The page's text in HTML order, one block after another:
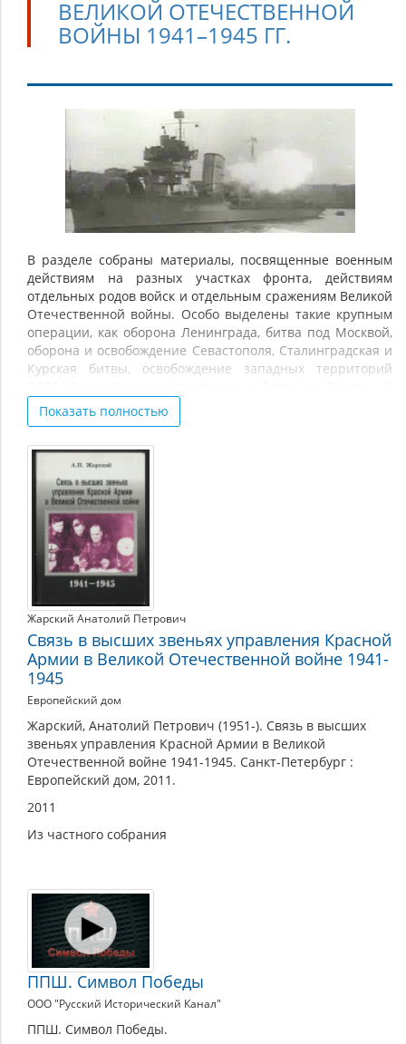
ВЕЛИКОЙ ОТЕЧЕСТВЕННОЙ
ВОЙНЫ 1941–1945 ГГ.
оружия:
боевые
операции
период
Великой
Отечественной
войны
1941–
1945
гг.
В разделе собраны материалы, посвященные военным
действиям на разных участках фронта, действиям
отдельных родов войск и отдельным сражениям Великой
Отечественной войны. Особо выделены такие крупным
операции, как оборона Ленинграда, битва под Москвой,
оборона и освобождение Севастополя, Сталинградская и
Курская битвы, освобождение западных территорий
раздел включены научные публикации, карты боевых
операция, фотографии, кинохроника. Особое внимание
следует обратить на фотографии корреспондентов
Телеграфного агентства Советского Союза, сделанные
непосредственно на передовой.
Показать полностью
Жарский Анатолий Петрович
Связь в высших звеньях управления Красной
Армии в Великой Отечественной войне 1941-
1945
Европейский дом
Жарский, Анатолий Петрович (1951-). Связь в высших
звеньях управления Красной Армии в Великой
Отечественной войне 1941-1945. Санкт-Петербург :
Европейский дом, 2011.
2011
Из частного собрания
ППШ. Символ Победы
ООО "Русский Исторический Канал"
ППШ. Символ Победы.